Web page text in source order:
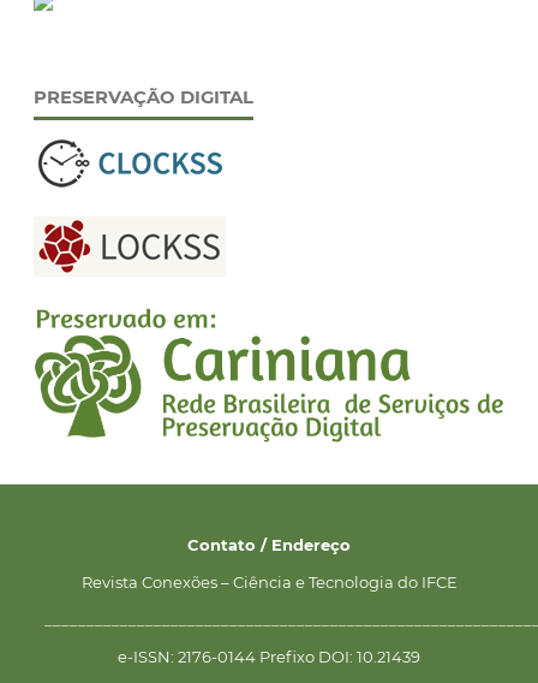
PRESERVAÇÃO DIGITAL
Contato / Endereço
Revista Conexões – Ciência e Tecnologia do IFCE
e-ISSN: 2176-0144 Prefixo DOI: 10.21439